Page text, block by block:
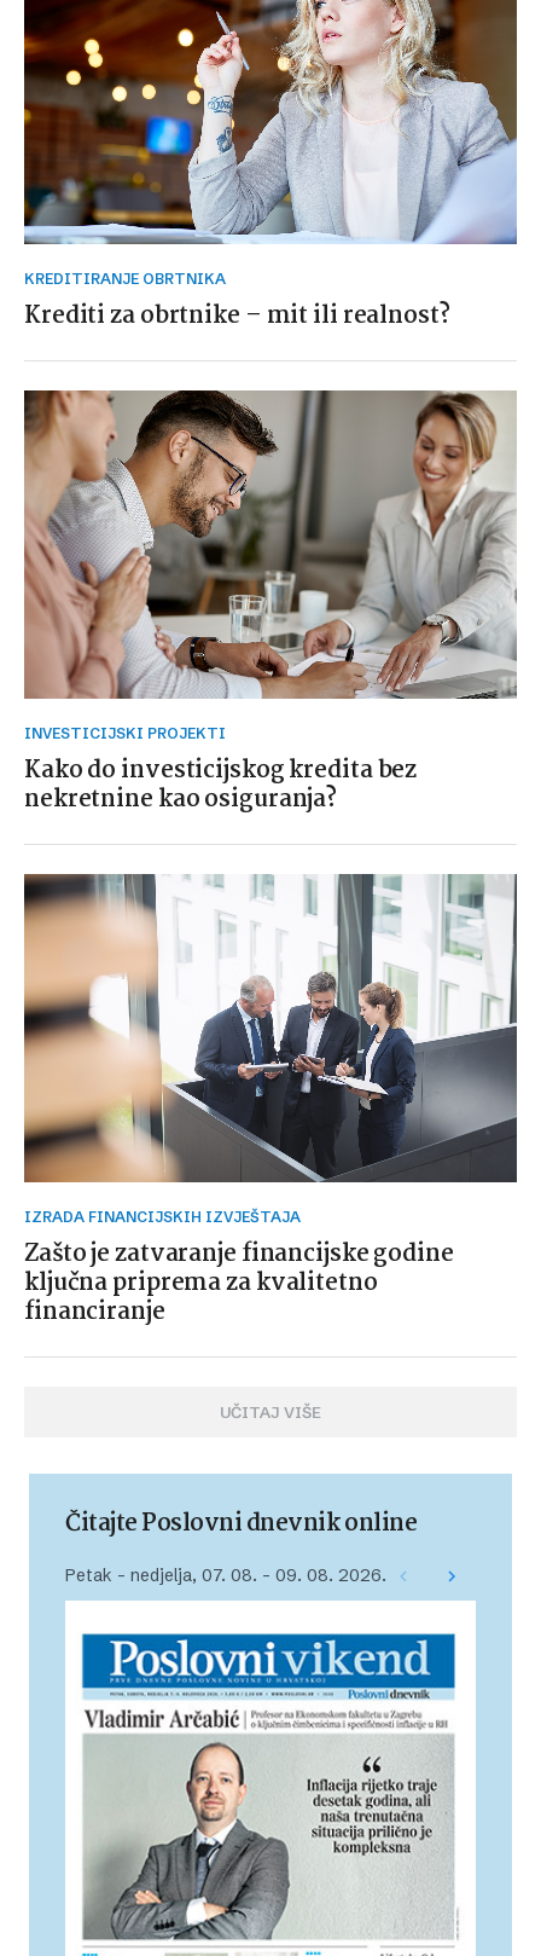
KREDITIRANJE OBRTNIKA
Krediti za obrtnike – mit ili realnost?
INVESTICIJSKI PROJEKTI
Kako do investicijskog kredita bez
nekretnine kao osiguranja?
IZRADA FINANCIJSKIH IZVJEŠTAJA
Zašto je zatvaranje financijske godine
ključna priprema za kvalitetno
financiranje
UČITAJ VIŠE
Čitajte Poslovni dnevnik online
Petak – nedjelja, 07. 08. – 09. 08. 2026.